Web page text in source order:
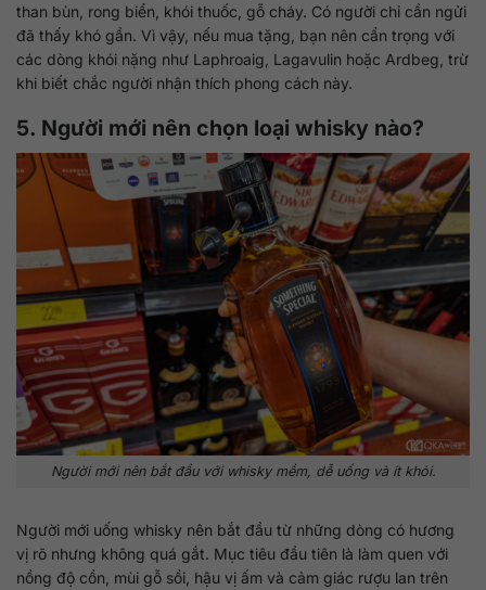
than bùn, rong biển, khói thuốc, gỗ cháy. Có người chỉ cần ngửi
đã thấy khó gần. Vì vậy, nếu mua tặng, bạn nên cẩn trọng với
các dòng khói nặng như Laphroaig, Lagavulin hoặc Ardbeg, trừ
khi biết chắc người nhận thích phong cách này.
5. Người mới nên chọn loại whisky nào?
Người mới nên bắt đầu với whisky mềm, dễ uống và ít khói.
Người mới uống whisky nên bắt đầu từ những dòng có hương
vị rõ nhưng không quá gắt. Mục tiêu đầu tiên là làm quen với
nồng độ cồn, mùi gỗ sồi, hậu vị ấm và cảm giác rượu lan trên